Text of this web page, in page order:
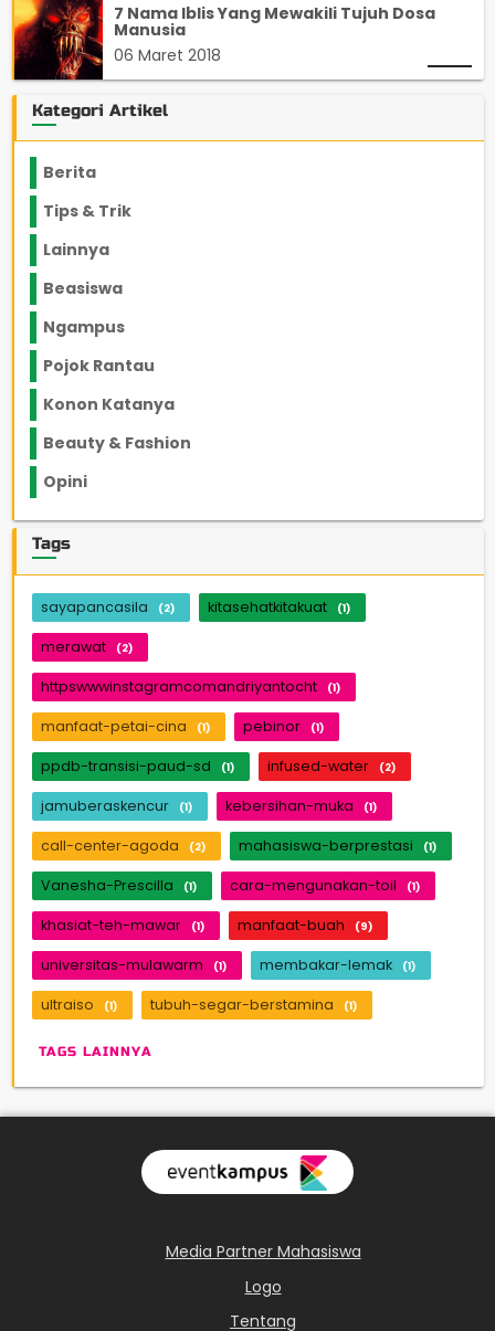
7 Nama Iblis Yang Mewakili Tujuh Dosa
Manusia
06 Maret 2018
Kategori Artikel
Berita
Tips & Trik
Lainnya
Beasiswa
Ngampus
Pojok Rantau
Konon Katanya
Beauty & Fashion
Opini
Tags
sayapancasila (2) kitasehatkitakuat (1)
merawat (2)
httpswwwinstagramcomandriyantocht (1)
manfaat-petai-cina (1) pebinor (1)
ppdb-transisi-paud-sd (1) infused-water (2)
jamuberaskencur (1) kebersihan-muka (1)
call-center-agoda (2) mahasiswa-berprestasi (1)
Vanesha-Prescilla (1) cara-mengunakan-toil (1)
khasiat-teh-mawar (1) manfaat-buah (9)
universitas-mulawarm (1) membakar-lemak (1)
ultraiso (1) tubuh-segar-berstamina (1)
TAGS LAINNYA
Media Partner Mahasiswa
Logo
Tentang